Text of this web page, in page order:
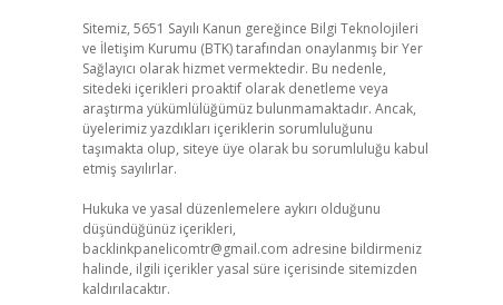
Sitemiz, 5651 Sayılı Kanun gereğince Bilgi Teknolojileri
ve İletişim Kurumu (BTK) tarafından onaylanmış bir Yer
Sağlayıcı olarak hizmet vermektedir. Bu nedenle,
sitedeki içerikleri proaktif olarak denetleme veya
araştırma yükümlülüğümüz bulunmamaktadır. Ancak,
üyelerimiz yazdıkları içeriklerin sorumluluğunu
taşımakta olup, siteye üye olarak bu sorumluluğu kabul
etmiş sayılırlar.
Hukuka ve yasal düzenlemelere aykırı olduğunu
düşündüğünüz içerikleri,
backlinkpanelicomtr@gmail.com adresine bildirmeniz
halinde, ilgili içerikler yasal süre içerisinde sitemizden
kaldırılacaktır.